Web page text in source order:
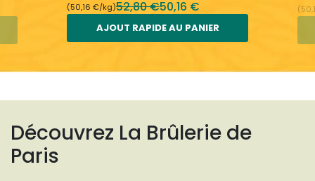
(50,16 €/kg)52,80 €50,16 €
AJOUT RAPIDE AU PANIER
Découvrez La Brûlerie de
Paris